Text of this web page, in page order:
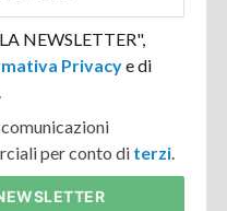
NEWSLETTER",
Privacye di
per conto di terzi.